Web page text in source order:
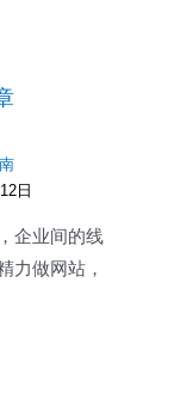
日
企业间的线
力做网站，